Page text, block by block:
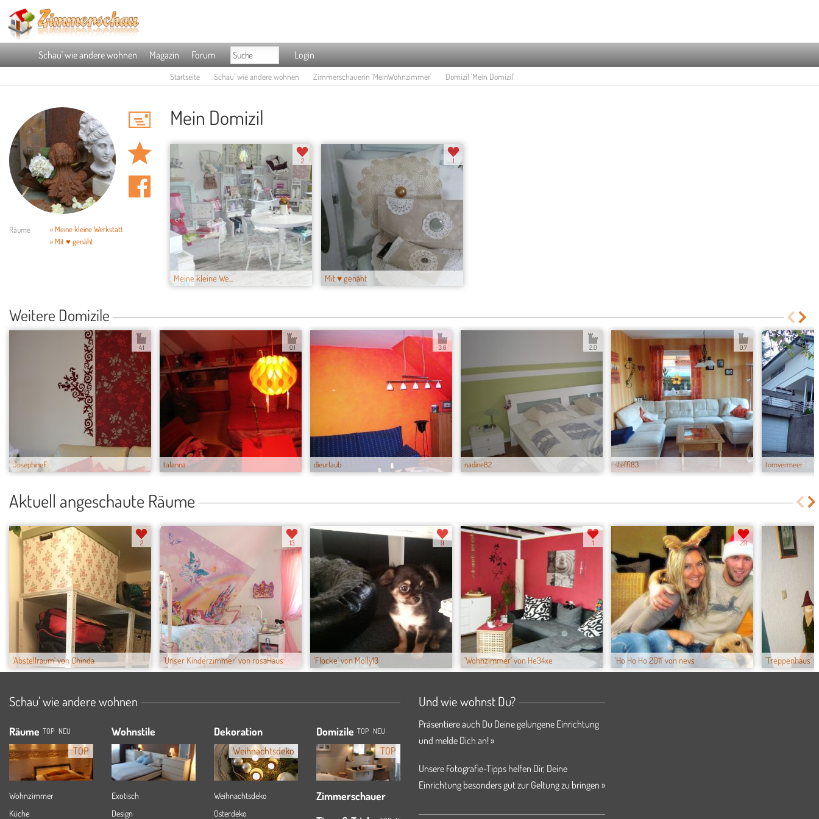
Schau' wie andere wohnen Magazin Forum Login
Startseite Schau' wie andere wohnen Zimmerschauerin 'MeinWohnzimmer' Domizil 'Mein Domizil'
Räume
» Meine kleine Werkstatt
» Mit ♥ genäht
Mein Domizil
Meine kleine We...
2
Mit ♥ genäht
1
Weitere Domizile
JosephineF
4.1
talanna
0.1
dieurlaub
3.6
nadine82
2.0
steffi83
0.7
tomvermeer
Aktuell angeschaute Räume
'Abstellraum' von Chinda
2
'Unser Kinderzimmer' von rosaHaus
13
'Flocke' von Molly13
9
'Wohnzimmer' von He34xe
1
'Ho Ho Ho 2011' von nevs
29
'Treppenhaus'
Schau' wie andere wohnen
Räume TOP NEU
TOP
Wohnzimmer
Küche
Wohnstile
Exotisch
Design
Dekoration
Weihnachtsdeko
Weihnachtsdeko
Osterdeko
Domizile TOP NEU
TOP
Zimmerschauer
Und wie wohnst Du?
Präsentiere auch Du Deine gelungene Einrichtung
und melde Dich an! »
Unsere Fotografie-Tipps helfen Dir, Deine
Einrichtung besonders gut zur Geltung zu bringen »